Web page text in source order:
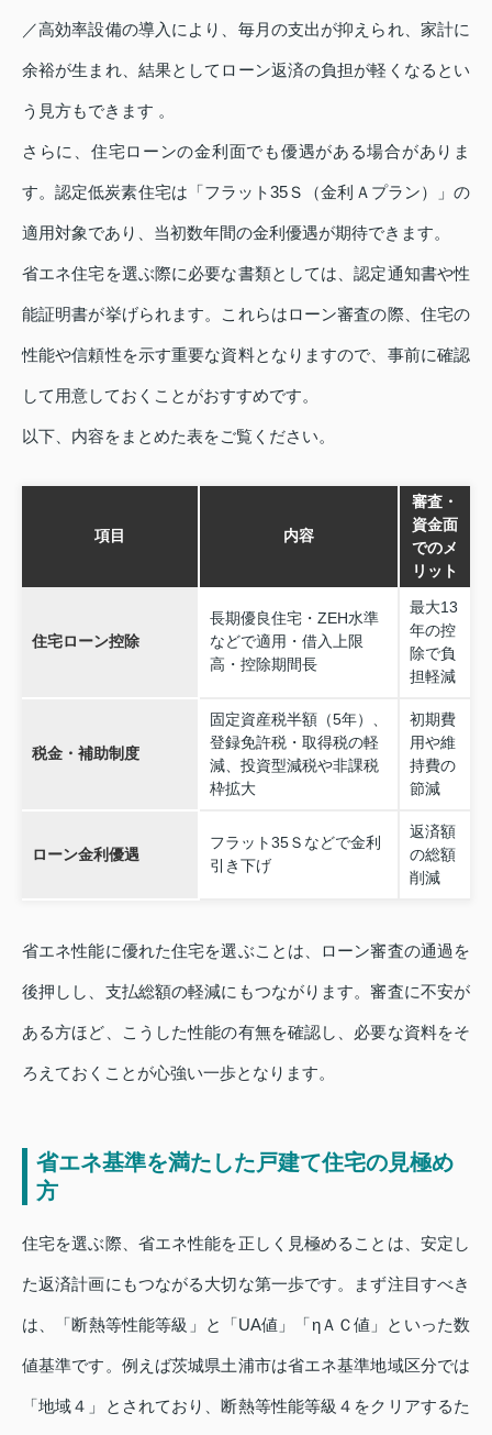
／高効率設備の導入により、毎月の支出が抑えられ、家計に
余裕が生まれ、結果としてローン返済の負担が軽くなるとい
う見方もできます 。
さらに、住宅ローンの金利面でも優遇がある場合がありま
す。認定低炭素住宅は「フラット35Ｓ（金利Ａプラン）」の
適用対象であり、当初数年間の金利優遇が期待できます。
省エネ住宅を選ぶ際に必要な書類としては、認定通知書や性
能証明書が挙げられます。これらはローン審査の際、住宅の
性能や信頼性を示す重要な資料となりますので、事前に確認
して用意しておくことがおすすめです。
以下、内容をまとめた表をご覧ください。
項目 内容
審査・
資金面
でのメ
リット
住宅ローン控除
長期優良住宅・ZEH水準
などで適用・借入上限
高・控除期間長
最大13
年の控
除で負
担軽減
税金・補助制度
固定資産税半額（5年）、
登録免許税・取得税の軽
減、投資型減税や非課税
枠拡大
初期費
用や維
持費の
節減
ローン金利優遇
フラット35Ｓなどで金利
引き下げ
返済額
の総額
削減
省エネ性能に優れた住宅を選ぶことは、ローン審査の通過を
後押しし、支払総額の軽減にもつながります。審査に不安が
ある方ほど、こうした性能の有無を確認し、必要な資料をそ
ろえておくことが心強い一歩となります。
省エネ基準を満たした戸建て住宅の見極め
方
住宅を選ぶ際、省エネ性能を正しく見極めることは、安定し
た返済計画にもつながる大切な第一歩です。まず注目すべき
は、「断熱等性能等級」と「UA値」「ηＡＣ値」といった数
値基準です。例えば茨城県土浦市は省エネ基準地域区分では
「地域４」とされており、断熱等性能等級４をクリアするた